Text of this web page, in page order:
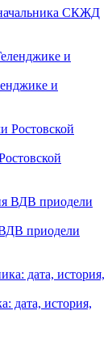
СКЖД
и
приодели
дата, история,